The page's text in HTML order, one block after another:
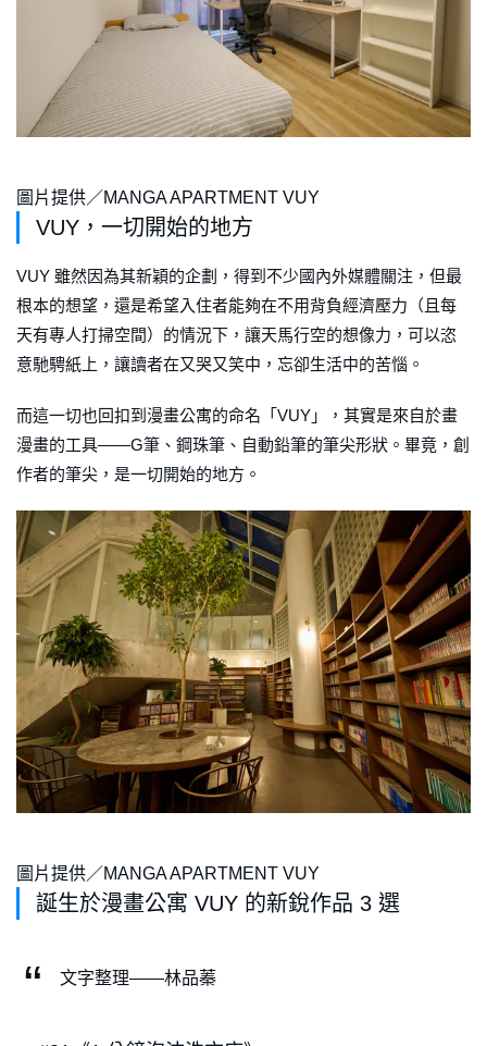
圖片提供／MANGA APARTMENT VUY
VUY，一切開始的地方
VUY 雖然因為其新穎的企劃，得到不少國內外媒體關注，但最
根本的想望，還是希望入住者能夠在不用背負經濟壓力（且每
天有專人打掃空間）的情況下，讓天馬行空的想像力，可以恣
意馳騁紙上，讓讀者在又哭又笑中，忘卻生活中的苦惱。
而這一切也回扣到漫畫公寓的命名「VUY」，其實是來自於畫
漫畫的工具——G筆、鋼珠筆、自動鉛筆的筆尖形狀。畢竟，創
作者的筆尖，是一切開始的地方。
圖片提供／MANGA APARTMENT VUY
誕生於漫畫公寓 VUY 的新銳作品 3 選
文字整理——林品蓁